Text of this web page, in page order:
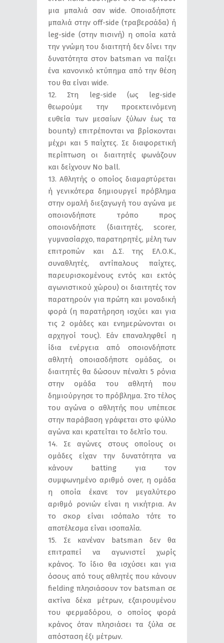
μια μπαλιά σαν wide. Οποιαδήποτε
μπαλιά στην off-side (τραβερσάδα) ή
leg-side (στην πισινή) η οποία κατά
την γνώμη του διαιτητή δεν δίνει την
δυνατότητα στον batsman να παίξει
ένα κανονικό κτύπημα από την θέση
του θα είναι wide.
12. Στη leg-side (ως leg-side
θεωρούμε την προεκτεινόμενη
ευθεία των μεσαίων ξύλων έως τα
bounty) επιτρέπονται να βρίσκονται
μέχρι και 5 παίχτες. Σε διαφορετική
περίπτωση οι διαιτητές φωνάζουν
και δείχνουν No ball.
13. Αθλητής ο οποίος διαμαρτύρεται
ή γενικότερα δημιουργεί πρόβλημα
στην ομαλή διεξαγωγή του αγώνα με
οποιονδήποτε τρόπο προς
οποιονδήποτε (διαιτητές, scorer,
γυμνασίαρχο, παρατηρητές, μέλη των
επιτροπών και Δ.Σ. της ΕΛ.Ο.Κ.,
συναθλητές, αντίπαλους παίχτες,
παρευρισκομένους εντός και εκτός
αγωνιστικού χώρου) οι διαιτητές τον
παρατηρούν για πρώτη και μοναδική
φορά (η παρατήρηση ισχύει και για
τις 2 ομάδες και ενημερώνονται οι
αρχηγοί τους). Εάν επαναληφθεί η
ίδια ενέργεια από οποιονδήποτε
αθλητή οποιασδήποτε ομάδας, οι
διαιτητές θα δώσουν πέναλτι 5 ρόνια
στην ομάδα του αθλητή που
δημιούργησε το πρόβλημα. Στο τέλος
του αγώνα ο αθλητής που υπέπεσε
στην παράβαση γράφεται στο φύλλο
αγώνα και κρατείται το δελτίο του.
14. Σε αγώνες στους οποίους οι
ομάδες είχαν την δυνατότητα να
κάνουν batting για τον
συμφωνημένο αριθμό over, η ομάδα
η οποία έκανε τον μεγαλύτερο
αριθμό ρονιών είναι η νικήτρια. Αν
το σκορ είναι ισόπαλο τότε το
αποτέλεσμα είναι ισοπαλία.
15. Σε κανέναν batsman δεν θα
επιτραπεί να αγωνιστεί χωρίς
κράνος. Το ίδιο θα ισχύσει και για
όσους από τους αθλητές που κάνουν
fielding πλησιάσουν τον batsman σε
ακτίνα δέκα μέτρων, εξαιρουμένου
του φερμαδόρου, ο οποίος φορά
κράνος όταν πλησιάσει τα ξύλα σε
απόσταση έξι μέτρων.